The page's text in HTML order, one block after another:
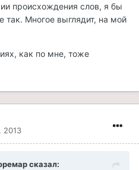
происхождения слов, я бы
так. Многое выглядит, на мой
как по мне, тоже
2013
сказал: